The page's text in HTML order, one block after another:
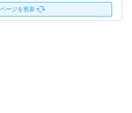
ページを更新